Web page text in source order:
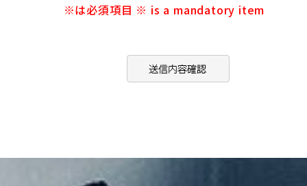
※は必須項目 ※ is a mandatory item